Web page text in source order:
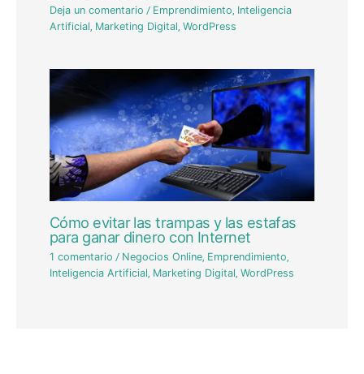
Deja un comentario / Emprendimiento, Inteligencia
Artificial, Marketing Digital,WordPress
Cómo evitar las trampas y las estafas
para ganar dinero con Internet
1 comentario / Negocios Online, Emprendimiento,
Inteligencia Artificial, Marketing Digital,WordPress